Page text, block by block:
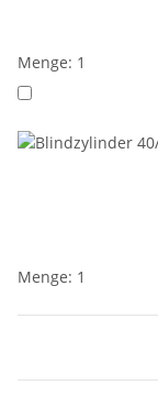
Menge: 1
Menge: 1